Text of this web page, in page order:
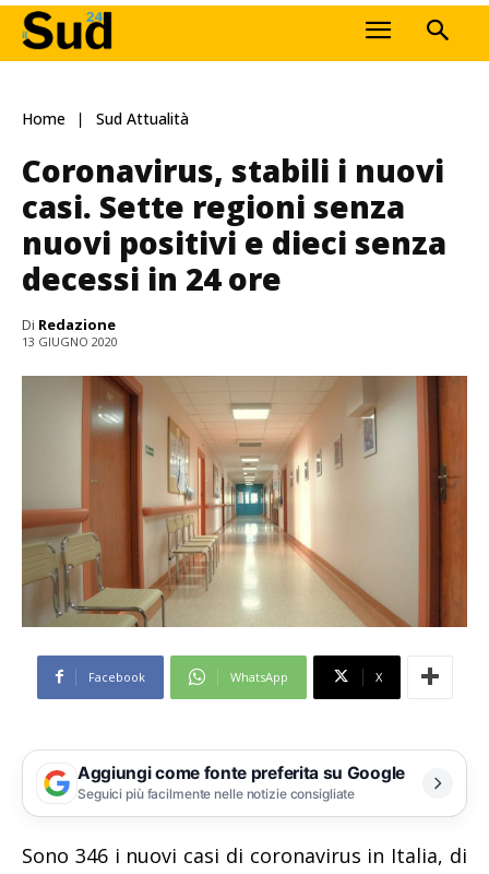
Home Sud Attualità
Coronavirus, stabili i nuovi
casi. Sette regioni senza
nuovi positivi e dieci senza
decessi in 24 ore
Di Redazione
13 GIUGNO 2020
Facebook WhatsApp X
Aggiungi come fonte preferita su Google
Seguici più facilmente nelle notizie consigliate
Sono 346 i nuovi casi di coronavirus in Italia, di